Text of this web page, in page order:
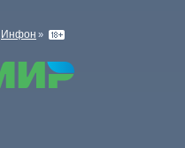
Инфон »